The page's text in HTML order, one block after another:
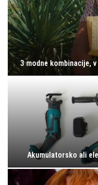
3 modne kombinacije,
Akumulatorsko ali